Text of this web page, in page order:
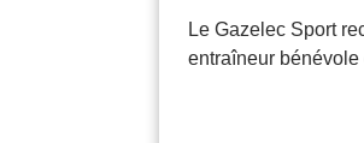
Le Gazelec Sport
entraîneur